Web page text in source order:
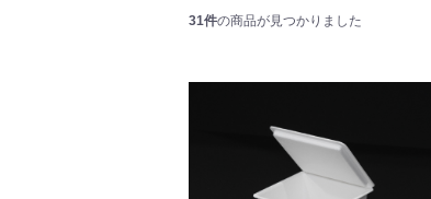
31件の商品が見つかりました